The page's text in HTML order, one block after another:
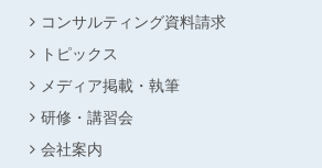
コンサルティング資料請求
トピックス
メディア掲載・執筆
研修・講習会
会社案内